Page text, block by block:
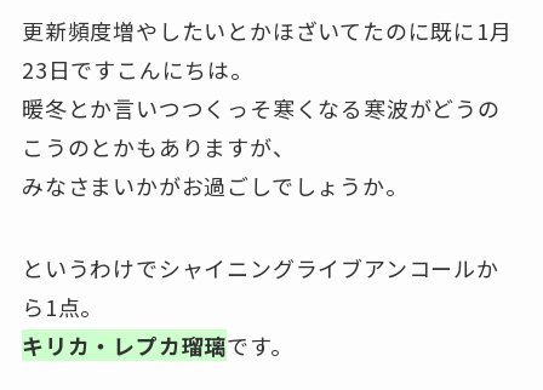
更新頻度増やしたいとかほざいてたのに既に1月
23日ですこんにちは。
暖冬とか言いつつくっそ寒くなる寒波がどうの
こうのとかもありますが、
みなさまいかがお過ごしでしょうか。
というわけでシャイニングライブアンコールか
ら1点。
キリカ・レプカ瑠璃です。